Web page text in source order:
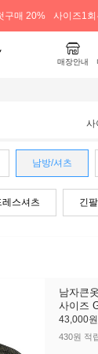
구매 20% 사이즈1
매장안내
사
남방/셔츠
레스셔츠 긴
남자큰
사이즈
43,000원
430원 적